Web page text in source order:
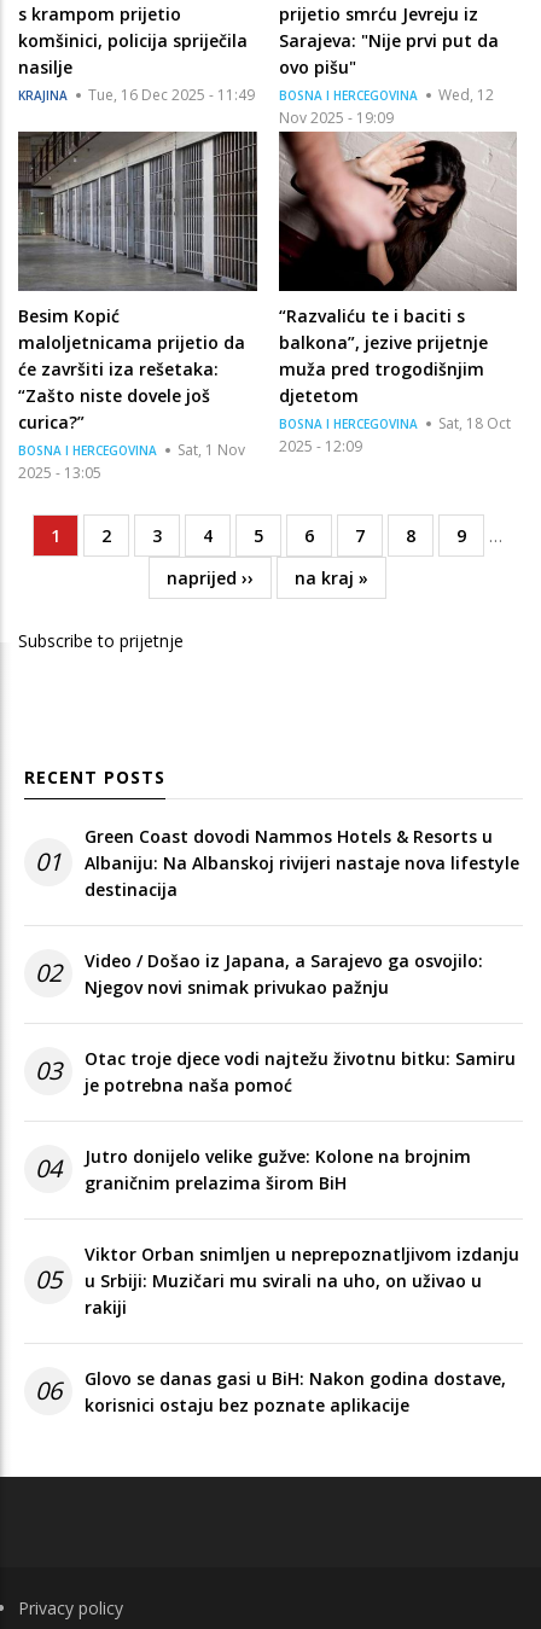
s krampom prijetio
komšinici, policija spriječila
nasilje
KRAJINA Tue, 16 Dec 2025 - 11:49
prijetio smrću Jevreju iz
Sarajeva: "Nije prvi put da
ovo pišu"
BOSNA I HERCEGOVINA
Wed, 12
Nov 2025 - 19:09
Besim Kopić
maloljetnicama prijetio da
će završiti iza rešetaka:
“Zašto niste dovele još
curica?”
BOSNA I HERCEGOVINA
Sat, 1 Nov
2025 - 13:05
“Razvaliću te i baciti s
balkona”, jezive prijetnje
muža pred trogodišnjim
djetetom
BOSNA I HERCEGOVINA
Sat, 18 Oct
2025 - 12:09
Pagination
Current
page
1 Page
2 Page
3 Page
4 Page
5 Page
6 Page
7 Page
8 Page
9
…
Next
page
naprijed ››
Last
page
na kraj »
Subscribe to prijetnje
RECENT POSTS
01
Green Coast dovodi Nammos Hotels & Resorts u
Albaniju: Na Albanskoj rivijeri nastaje nova lifestyle
destinacija
02
Video / Došao iz Japana, a Sarajevo ga osvojilo:
Njegov novi snimak privukao pažnju
03
Otac troje djece vodi najtežu životnu bitku: Samiru
je potrebna naša pomoć
04
Jutro donijelo velike gužve: Kolone na brojnim
graničnim prelazima širom BiH
05
Viktor Orban snimljen u neprepoznatljivom izdanju
u Srbiji: Muzičari mu svirali na uho, on uživao u
rakiji
06
Glovo se danas gasi u BiH: Nakon godina dostave,
korisnici ostaju bez poznate aplikacije
FOOTER
Privacy policy